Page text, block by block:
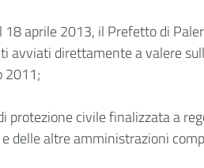
aprile 2013, il Prefetto di
avviati direttamente a valere
2011;
protezione civile finalizzata a
delle altre amministrazioni